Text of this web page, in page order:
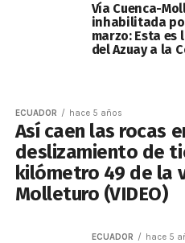
Vía Cuenca-
inhabilitada
marzo: Esta
del Azuay a la
ECUADOR hace 5 años
Así caen las rocas
deslizamiento de
kilómetro 49 de la
Molleturo (VIDEO)
ECUADOR hace 5